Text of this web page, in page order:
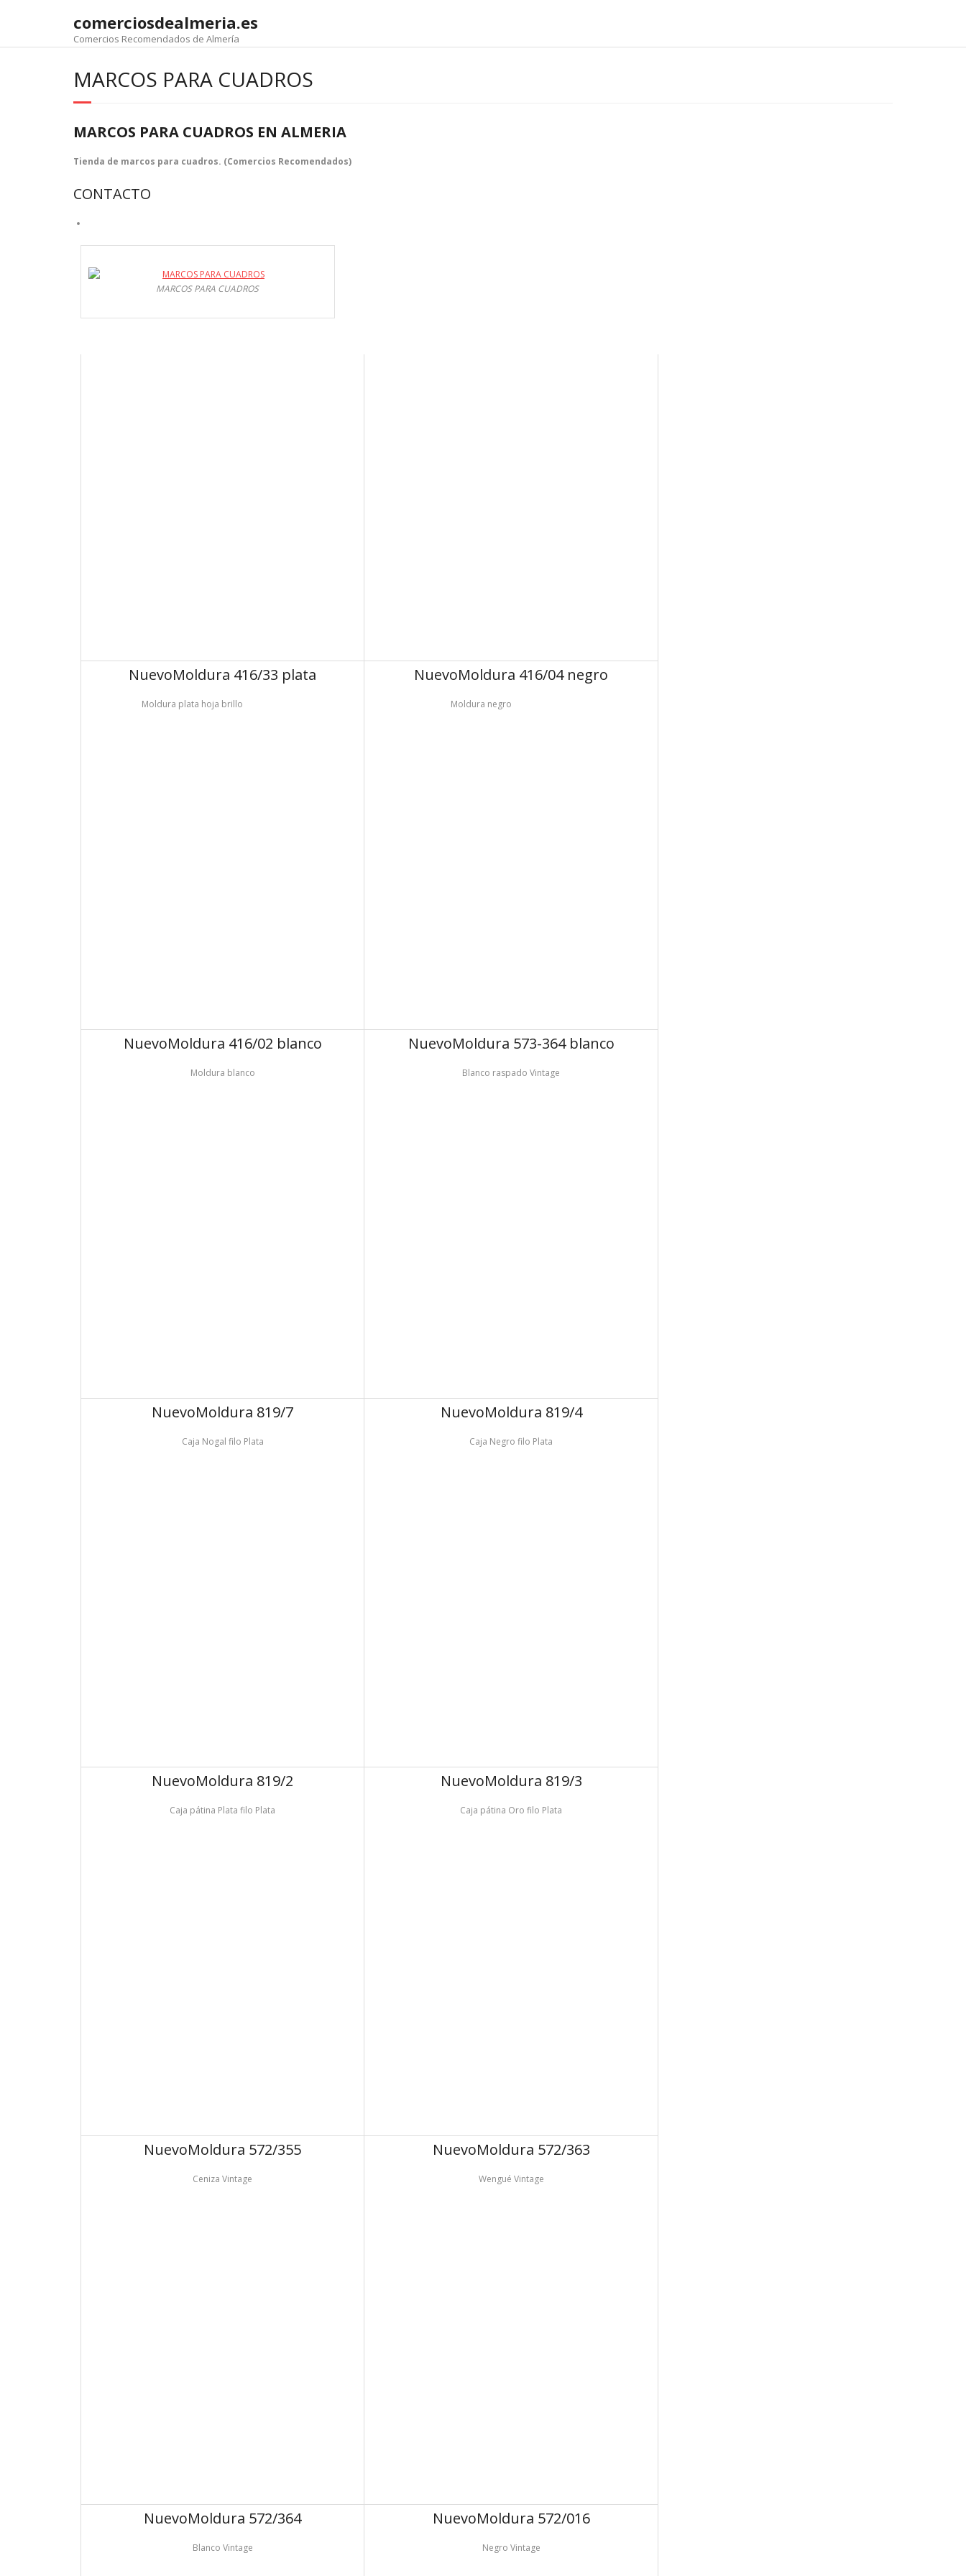
comerciosdealmeria.es
Comercios Recomendados de Almería
MARCOS PARA CUADROS
MARCOS PARA CUADROS EN ALMERIA
Tienda de marcos para cuadros. (Comercios Recomendados)
CONTACTO
MARCOS PARA CUADROS
NuevoMoldura 416/33 plata
Moldura plata hoja brillo
NuevoMoldura 416/04 negro
Moldura negro
NuevoMoldura 416/02 blanco
Moldura blanco
NuevoMoldura 573-364 blanco
Blanco raspado Vintage
NuevoMoldura 819/7
Caja Nogal filo Plata
NuevoMoldura 819/4
Caja Negro filo Plata
NuevoMoldura 819/2
Caja pátina Plata filo Plata
NuevoMoldura 819/3
Caja pátina Oro filo Plata
NuevoMoldura 572/355
Ceniza Vintage
NuevoMoldura 572/363
Wengué Vintage
NuevoMoldura 572/364
Blanco Vintage
NuevoMoldura 572/016
Negro Vintage